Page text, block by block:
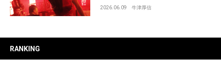
2026.06.09 牛津厚信
RANKING